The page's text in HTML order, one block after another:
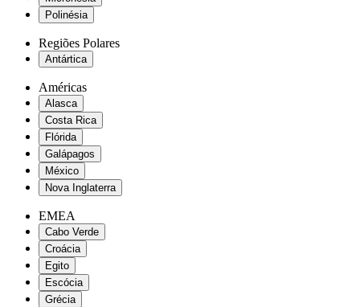
Polinésia
Regiões Polares
Antártica
Américas
Alasca
Costa Rica
Flórida
Galápagos
México
Nova Inglaterra
EMEA
Cabo Verde
Croácia
Egito
Escócia
Grécia